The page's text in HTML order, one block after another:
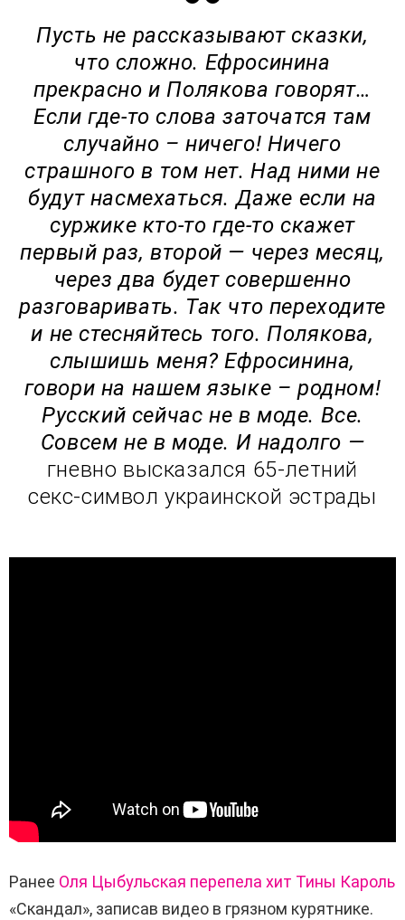
Пусть не рассказывают сказки,
что сложно. Ефросинина
прекрасно и Полякова говорят…
Если где-то слова заточатся там
случайно – ничего! Ничего
страшного в том нет. Над ними не
будут насмехаться. Даже если на
суржике кто-то где-то скажет
первый раз, второй — через месяц,
через два будет совершенно
разговаривать. Так что переходите
и не стесняйтесь того. Полякова,
слышишь меня? Ефросинина,
говори на нашем языке – родном!
Русский сейчас не в моде. Все.
Совсем не в моде. И надолго —
гневно высказался 65-летний
секс-символ украинской эстрады
Ранее Оля Цыбульская перепела хит Тины Кароль
«Скандал», записав видео в грязном курятнике.